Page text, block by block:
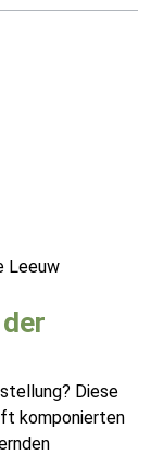
Leeuw
Diese
komponierten